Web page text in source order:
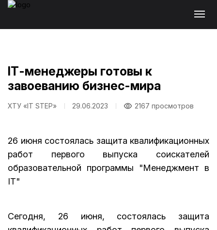
ІТ-менеджеры готовы к
завоеванию бизнес-мира
ХТУ «IT STEP» 29.06.2023 2167 просмотров
26 июня состоялась защита квалификационных
работ первого выпуска соискателей
образовательной программы "Менеджмент в
ІТ"
Сегодня, 26 июня, состоялась защита